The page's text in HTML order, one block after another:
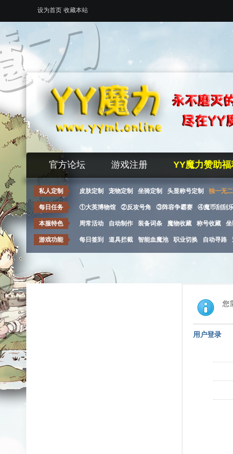
设为首页 收藏本站
官方论坛 游戏注册 YY魔力赞助福
私人定制 皮肤定制 宠物定制 坐骑定制 头显称号定制 独一无
每日任务 ①大英博物馆 ②反攻号角 ③阵容争霸赛 ④魔币刮刮
本服特色 周常活动 自动制作 装备词条 魔物收藏 称号收藏
游戏功能 每日签到 道具拦截 智能血魔池 职业切换 自动寻路
您
用户登录